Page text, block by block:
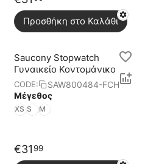
Προσθήκη στο Καλάθι
Saucony Stopwatch
Γυναικείο Κοντομάνικο
CODE:
SAW800484-FCH
Μέγεθος
XS S M
€31 99